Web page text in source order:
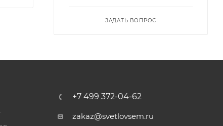
ЗАДАТЬ ВОПРОС
+7 499 372-04-62
zakaz@svetlovsem.ru